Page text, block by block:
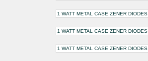
1 WATT METAL CASE ZENER DIODES
1 WATT METAL CASE ZENER DIODES
1 WATT METAL CASE ZENER DIODES